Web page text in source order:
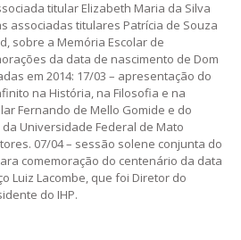
titular Elizabeth Maria da Silva
associadas titulares Patrícia de Souza
sobre a Memória Escolar de
da data de nascimento de Dom
em 2014: 17/03 – apresentação do
na História, na Filosofia e na
Fernando de Mello Gomide e do
Universidade Federal de Mato
07/04 – sessão solene conjunta do
comemoração do centenário da data
Luiz Lacombe, que foi Diretor do
do IHP.